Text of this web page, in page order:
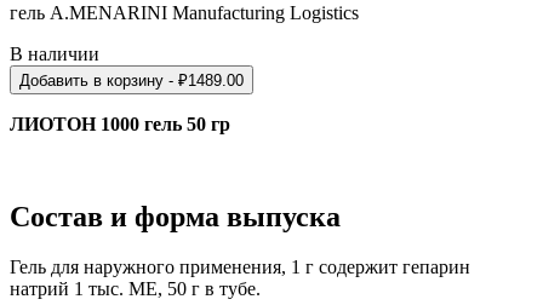
гель A.MENARINI Manufacturing Logistics
В наличии
Добавить в корзину - ₽1489.00
ЛИОТОН 1000 гель 50 гр
Состав и форма выпуска
Гель для наружного применения, 1 г содержит гепарин
натрий 1 тыс. МЕ, 50 г в тубе.